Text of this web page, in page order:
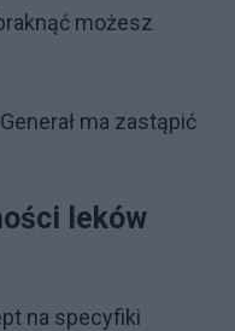
możesz
ma zastąpić
leków
na specyfiki